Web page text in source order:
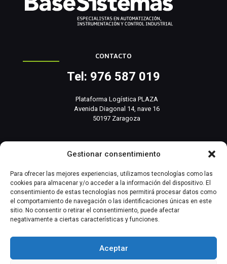
Gestionar consentimiento
Para ofrecer las mejores experiencias, utilizamos tecnologías como las
cookies para almacenar y/o acceder a la información del dispositivo. El
consentimiento de estas tecnologías nos permitirá procesar datos como
el comportamiento de navegación o las identificaciones únicas en este
sitio. No consentir o retirar el consentimiento, puede afectar
negativamente a ciertas características y funciones.
Aceptar
CONTACTO
Tel: 976 587 019
Plataforma Logística PLAZA
Avenida Diagonal 14, nave 16
50197 Zaragoza
INFORMACIÓN RELEVANTE
Producto
Automatización Industrial